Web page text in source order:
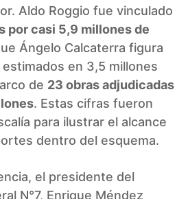
Aldo Roggio fue vinculado
por casi 5,9 millones de
Ángelo Calcaterra figura
en 3,5 millones
de 23 obras adjudicadas
. Estas cifras fueron
para ilustrar el alcance
dentro del esquema.
el presidente del
N°7, Enrique Méndez